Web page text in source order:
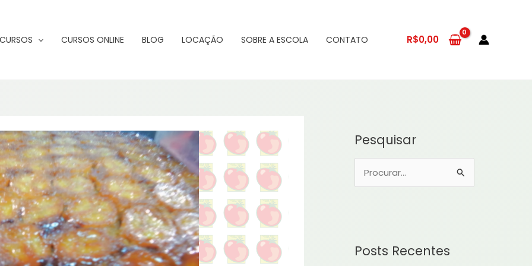
CURSOS CURSOS ONLINE BLOG LOCAÇÃO SOBRE A ESCOLA CONTATO R$0,00
Pesquisar
u
Posts Recentes